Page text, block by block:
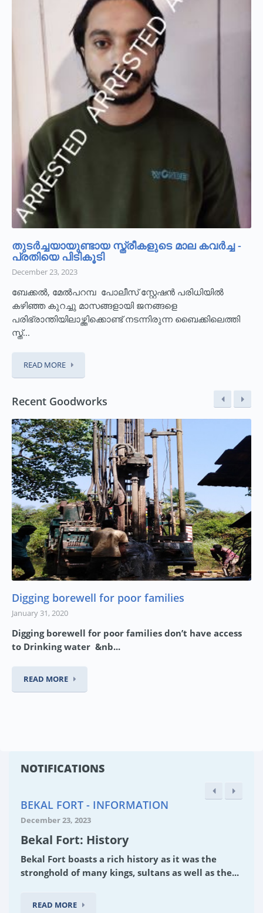
തുടര്‍ച്ചയായുണ്ടായ സ്ത്രീകളുടെ മാല കവര്‍ച്ച -
പ്രതിയെ പിടികൂടി
December 23, 2023
ബേക്കല്‍, മേല്‍പറമ്പ പോലീസ് സ്റ്റേഷന്‍ പരിധിയില്‍
കഴിഞ്ഞ കുറച്ചു മാസങ്ങളായി ജനങ്ങളെ
പരിഭ്രാന്തിയിലാഴ്ത്തിക്കൊണ്ട് നടന്നിരുന്ന ബൈക്കിലെത്തി
സ്ത്...
READ MORE
Recent Goodworks
Digging borewell for poor families
January 31, 2020
Digging borewell for poor families don’t have access
to Drinking water &nb...
READ MORE
NOTIFICATIONS
BEKAL FORT - INFORMATION
December 23, 2023
Bekal Fort: History
Bekal Fort boasts a rich history as it was the
stronghold of many kings, sultans as well as the...
READ MORE